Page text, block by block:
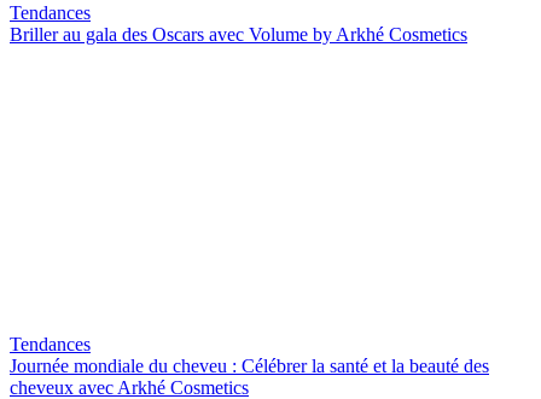
Tendances
Briller au gala des Oscars avec Volume by Arkhé Cosmetics
Tendances
Journée mondiale du cheveu : Célébrer la santé et la beauté des
cheveux avec Arkhé Cosmetics